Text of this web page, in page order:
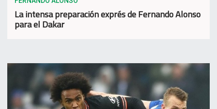
La intensa preparación exprés de Fernando Alonso
para el Dakar